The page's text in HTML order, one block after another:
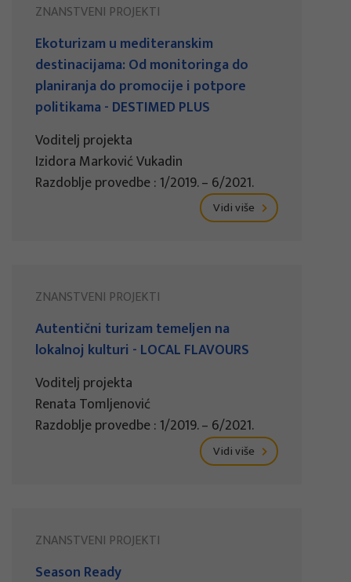
ZNANSTVENI PROJEKTI
Ekoturizam u mediteranskim
destinacijama: Od monitoringa do
planiranja do promocije i potpore
politikama - DESTIMED PLUS
Voditelj projekta
Izidora Marković Vukadin
Razdoblje provedbe : 1/2019. – 6/2021.
Vidi više
ZNANSTVENI PROJEKTI
Autentični turizam temeljen na
lokalnoj kulturi - LOCAL FLAVOURS
Voditelj projekta
Renata Tomljenović
Razdoblje provedbe : 1/2019. – 6/2021.
Vidi više
ZNANSTVENI PROJEKTI
Season Ready